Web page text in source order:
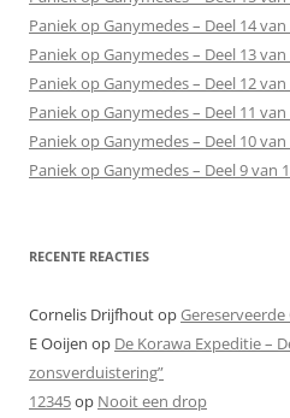
Paniek op Ganymedes – Deel 14 van
Paniek op Ganymedes – Deel 13 van
Paniek op Ganymedes – Deel 12 van
Paniek op Ganymedes – Deel 11 van
Paniek op Ganymedes – Deel 10 van
Paniek op Ganymedes – Deel 9 van
RECENTE REACTIES
Cornelis DrijfhoutopGereserveerde
E Ooijen op De Korawa Expeditie –
zonsverduistering”
12345op Nooit een drop